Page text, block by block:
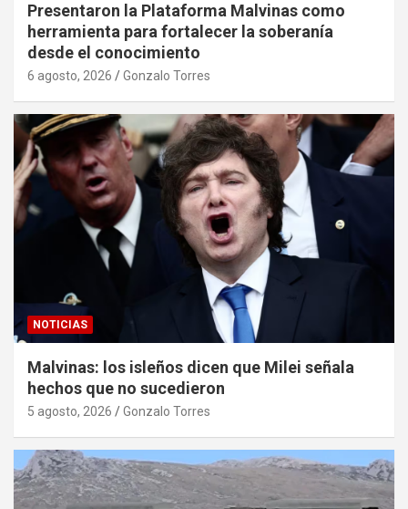
Presentaron la Plataforma Malvinas como
herramienta para fortalecer la soberanía
desde el conocimiento
6 agosto, 2026 Gonzalo Torres
NOTICIAS
Malvinas: los isleños dicen que Milei señala
hechos que no sucedieron
5 agosto, 2026 Gonzalo Torres